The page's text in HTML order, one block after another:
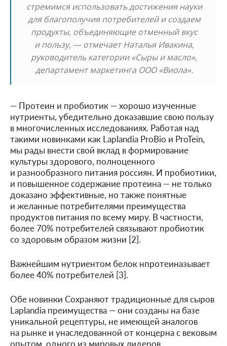
стремимся использовать достижения науки
для благополучия потребителей и создаем
продукты, объединяющие отменный вкус
и пользу, — отмечает Наталья Ивакина,
руководитель категории «Сыры и масло»,
департамент маркетинга ООО «Виола».
— Протеин и пробиотик — хорошо изученные
нутриенты, убедительно доказавшие свою пользу
в многочисленных исследованиях. Работая над
такими новинками как Laplandia ProBio и ProTein,
мы рады внести свой вклад в формирование
культуры здорового, полноценного
и разнообразного питания россиян. И пробиотики,
и повышенное содержание протеина — не только
доказано эффективные, но также понятные
и желанные потребителями преимущества
продуктов питания по всему миру. В частности,
более 70% потребителей связывают пробиотик
со здоровым образом жизни [2].
Важнейшим нутриентом белок нпротеиназывает
более 40% потребителей [3].
Обе новинки Сохраняют традиционные для сыров
Laplandia преимущества — они созданы на базе
уникальной рецептуры, не имеющей аналогов
на рынке и унаследованной от концерна с вековым
опытом, одного из мировых лидеров